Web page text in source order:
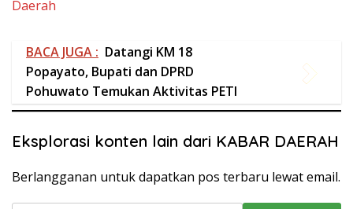
Eksplorasi konten lain dari KABAR DAERAH
Berlangganan untuk dapatkan pos terbaru lewat email.
Berlangganan
Bupati Saipul Mbuinga
Pelantikan Kamabicab